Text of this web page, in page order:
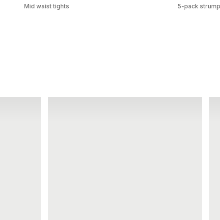
Mid waist tights
5-pack